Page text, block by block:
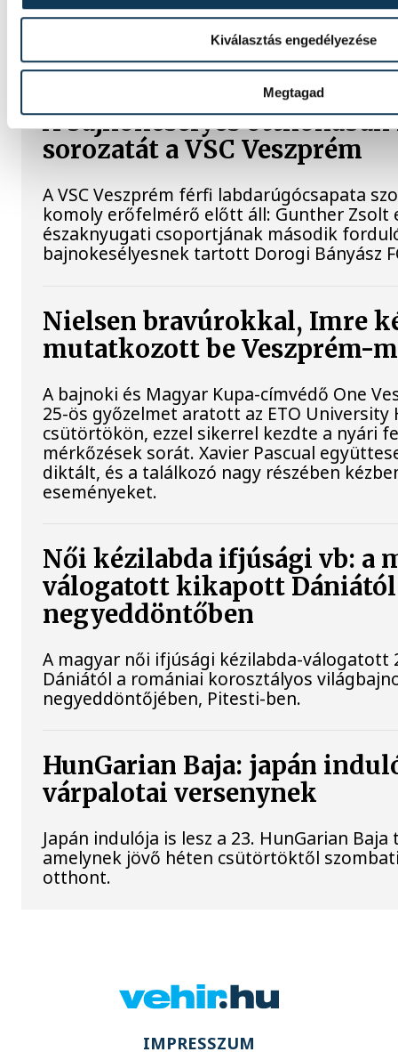
Kiválasztás engedélyezése
Megtagad
A magyar férfi ifjúsági kézilabda-
Szlovéniától a belgrádi korosztályos
csütörtöki negyeddöntőjében.
A bajnokesélyes
sorozatát a VSC Veszprém
A VSC Veszprém férfi labdarúgócsapata
komoly erőfelmérő előtt áll: Gunther Zsolt
északnyugati csoportjának második
bajnokesélyesnek tartott Dorogi Bányász
Nielsen bravúrokkal, Imre
mutatkozott be Veszprém-
A bajnoki és Magyar Kupa-címvédő One
25-ös győzelmet aratott az ETO University
csütörtökön, ezzel sikerrel kezdte a nyári
mérkőzések sorát. Xavier Pascual
diktált, és a találkozó nagy részében
eseményeket.
Női kézilabda ifjúsági vb: a
válogatott kikapott Dániától
negyeddöntőben
A magyar női ifjúsági kézilabda-válogatott
Dániától a romániai korosztályos
negyeddöntőjében, Pitesti-ben.
HunGarian Baja: japán
várpalotai versenynek
Japán indulója is lesz a 23. HunGarian
amelynek jövő héten csütörtöktől
otthont.
IMPRESSZUM